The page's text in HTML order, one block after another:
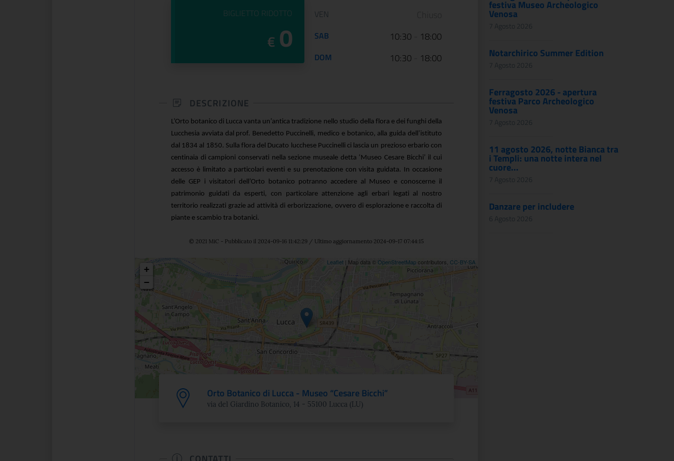
PREZZO DEL
BIGLIETTO RIDOTTO
€0
VEN
SAB 10:30 18:00
DOM 10:30 18:00
DESCRIZIONE
L’Orto botanico di Lucca vanta un’antica tradizione nello studio della flora e dei funghi della
Lucchesia avviata dal prof. Benedetto Puccinelli, medico e botanico, alla guida dell’istituto
dal 1834 al 1850. Sulla flora del Ducato lucchese Puccinelli ci lascia un prezioso erbario con
centinaia di campioni conservati nella sezione museale detta ‘Museo Cesare Bicchi’ il cui
accesso è limitato a particolari eventi e su prenotazione con visita guidata. In occasione
delle GEP i visitatori dell’Orto botanico potranno accedere al Museo e conoscerne il
patrimonio guidati da esperti, con particolare attenzione agli erbari legati al nostro
territorio realizzati grazie ad attività di erborizzazione, ovvero di esplorazione e raccolta di
piante e scambio tra botanici.
© 2021 MiC - Pubblicato il 2024-09-16 11:42:29 / Ultimo aggiornamento 2024-09-17 07:44:15
Posizione
+
−
Leaflet | Map data © OpenStreetMapcontributors, CC-BY-SA
Orto Botanico di Lucca - Museo “Cesare Bicchi”
via del Giardino Botanico, 14 - 55100 Lucca (LU)
festiva Museo Archeologico
Venosa
7 Agosto 2026
Notarchirico Summer Edition
7 Agosto 2026
Ferragosto 2026 - apertura
festiva Parco Archeologico
Venosa
7 Agosto 2026
11 agosto 2026, notte Bianca tra
i Templi: una notte intera nel
cuore...
7 Agosto 2026
Danzare per includere
6 Agosto 2026